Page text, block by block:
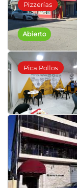
Abierto
Pizzerías
Pica Pollos